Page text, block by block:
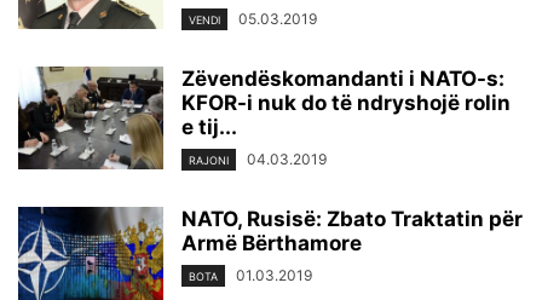
VENDI 05.03.2019
Zëvendëskomandanti i NATO-s:
KFOR-i nuk do të ndryshojë rolin
e tij...
RAJONI 04.03.2019
NATO, Rusisë: Zbato Traktatin për
Armë Bërthamore
BOTA 01.03.2019